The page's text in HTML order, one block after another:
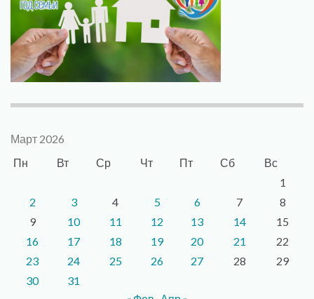
Март 2026
Пн
Вт Ср Чт Пт Сб
Вс
1
2
3 4 5 6 7
8
9
10 11 12 13 14
15
16
17 18 19 20 21
22
23
24 25 26 27 28
29
30
31